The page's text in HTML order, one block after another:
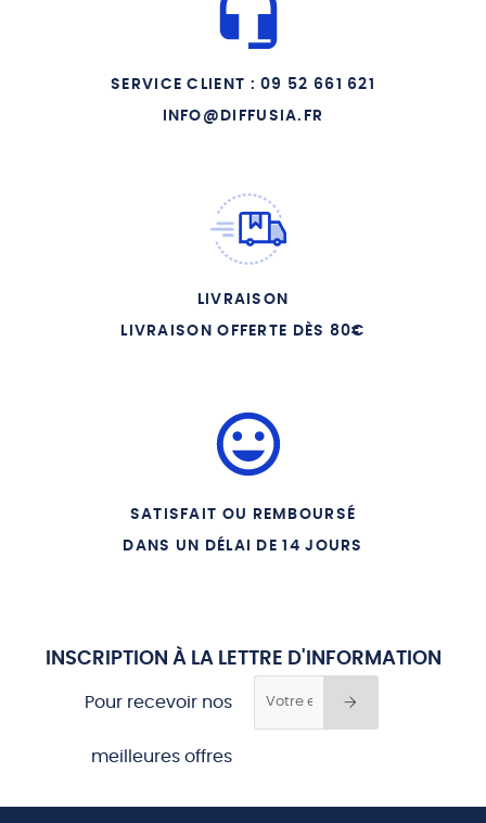
SERVICE CLIENT : 09 52 661 621
INFO@DIFFUSIA.FR
LIVRAISON
LIVRAISON OFFERTE DÈS 80€
SATISFAIT OU REMBOURSÉ
DANS UN DÉLAI DE 14 JOURS
INSCRIPTION À LA LETTRE D'INFORMATION
Pour recevoir nos
meilleures offres